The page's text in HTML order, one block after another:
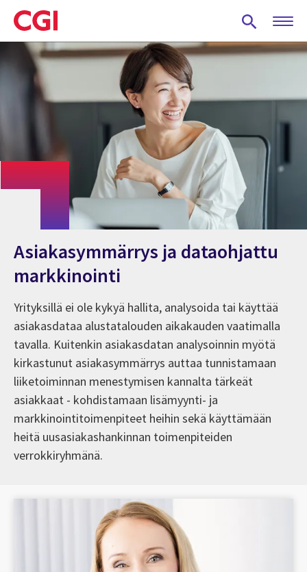
Skip
to
main
content
Asiakasymmärrys ja dataohjattu
markkinointi
Yrityksillä ei ole kykyä hallita, analysoida tai käyttää
asiakasdataa alustatalouden aikakauden vaatimalla
tavalla. Kuitenkin asiakasdatan analysoinnin myötä
kirkastunut asiakasymmärrys auttaa tunnistamaan
liiketoiminnan menestymisen kannalta tärkeät
asiakkaat - kohdistamaan lisämyynti- ja
markkinointitoimenpiteet heihin sekä käyttämään
heitä uusasiakashankinnan toimenpiteiden
verrokkiryhmänä.